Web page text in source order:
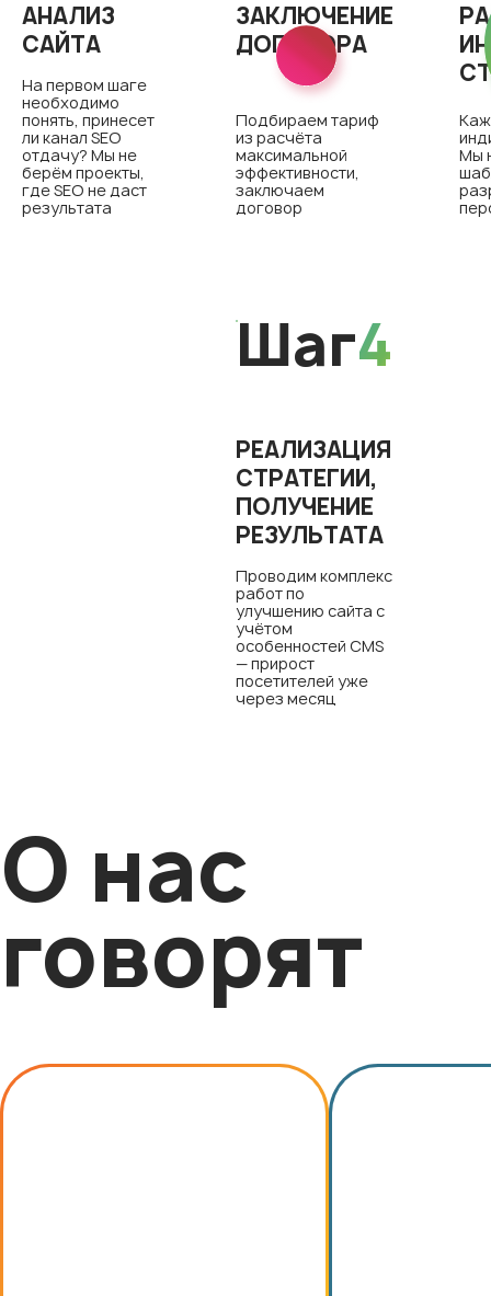
АНАЛИЗ
САЙТА
На первом шаге
необходимо
понять, принесет
ли канал SEO
отдачу? Мы не
берём проекты,
где SEO не даст
результата
ЗАКЛЮЧЕНИЕ
ДОГОВОРА
Подбираем тариф
из расчёта
максимальной
эффективности,
заключаем
договор
Мы
Шаг4
РЕАЛИЗАЦИЯ
СТРАТЕГИИ,
ПОЛУЧЕНИЕ
РЕЗУЛЬТАТА
Проводим комплекс
работ по
улучшению сайта с
учётом
особенностей CMS
— прирост
посетителей уже
через месяц
О нас
говорят